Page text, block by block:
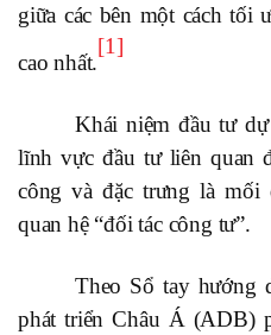
giữa các bên một cách tối
cao nhất.
[1]
Khái niệm đầu tư
lĩnh vực đầu tư liên quan
công và đặc trưng là mối
quan hệ “đối tác công tư”.
Theo Sổ tay hướng
phát triển Châu Á (ADB)